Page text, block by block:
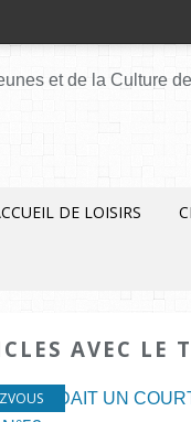
DE LOISIRS
AVEC LE